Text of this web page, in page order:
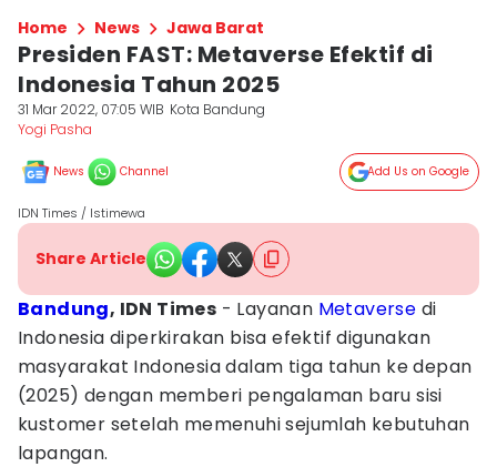
Home News Jawa Barat
Presiden FAST: Metaverse Efektif di
Indonesia Tahun 2025
31 Mar 2022, 07:05 WIB Kota Bandung
Yogi Pasha
News Channel Add Us on Google
IDN Times / Istimewa
Share Article
Bandung, IDN Times - Layanan Metaverse di
Indonesia diperkirakan bisa efektif digunakan
masyarakat Indonesia dalam tiga tahun ke depan
(2025) dengan memberi pengalaman baru sisi
kustomer setelah memenuhi sejumlah kebutuhan
lapangan.